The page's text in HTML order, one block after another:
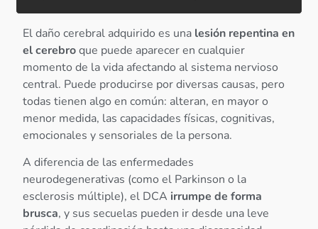
El daño cerebral adquirido es una lesión repentina en
el cerebroque puede aparecer en cualquier
momento de la vida afectando al sistema nervioso
central. Puede producirse por diversas causas, pero
todas tienen algo en común: alteran, en mayor o
menor medida, las capacidades físicas, cognitivas,
emocionales y sensoriales de la persona.
A diferencia de las enfermedades
neurodegenerativas (como el Parkinson o la
esclerosis múltiple), el DCA irrumpe de forma
brusca, y sus secuelas pueden ir desde una leve